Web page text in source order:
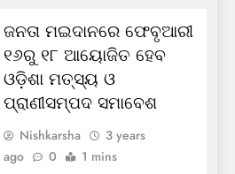
ଜନତା ମଇଦାନରେ ଫେବୃଆରୀ
୧୬ରୁ ୧୮ ଆୟୋଜିତ ହେବ
ଓଡ଼ିଶା ମତ୍ସ୍ୟ ଓ
ପ୍ରାଣୀସମ୍ପଦ ସମାବେଶ
Nishkarsha
3 years
ago
0 1 mins